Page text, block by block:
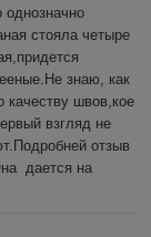
однозначно
стояла четыре
знаю, как
швов,кое
взгляд не
отзыв
дается на